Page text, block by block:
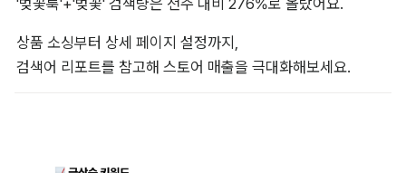
'벚꽃룩'+'벚꽃' 검색량은 전주 대비 276%로 올랐어요.
상품 소싱부터 상세 페이지 설정까지,
검색어 리포트를 참고해 스토어 매출을 극대화해보세요.